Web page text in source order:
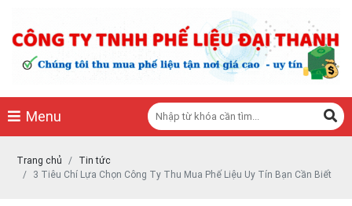
THU MUA PHẾ LIỆU ĐẠI THANH - CHUYÊN THU MUA CÁC LOẠI PHẾ LIỆU
0978887784
https://phelieudaithanh.vn/
Menu
Trang chủ
Tin tức
3 Tiêu Chí Lựa Chọn Công Ty Thu Mua Phế Liệu Uy Tín Bạn Cần Biết